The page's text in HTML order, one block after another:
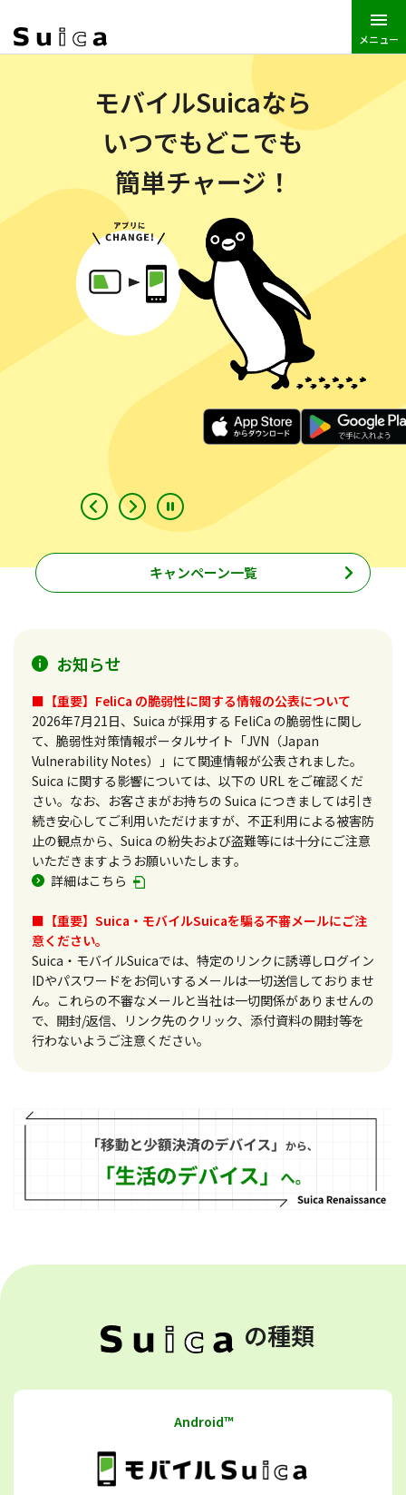
メニュー
モバイルSuicaなら
いつでもどこでも
簡単チャージ！
キャンペーン一覧
お知らせ
■【重要】FeliCa の脆弱性に関する情報の公表について
2026年7月21日、Suica が採用する FeliCa の脆弱性に関し
て、脆弱性対策情報ポータルサイト「JVN（Japan
Vulnerability Notes）」にて関連情報が公表されました。
Suica に関する影響については、以下の URL をご確認くだ
さい。なお、お客さまがお持ちの Suica につきましては引き
続き安心してご利用いただけますが、不正利用による被害防
止の観点から、Suica の紛失および盗難等には十分にご注意
いただきますようお願いいたします。
詳細はこちら
■【重要】Suica・モバイルSuicaを騙る不審メールにご注
意ください。
Suica・モバイルSuicaでは、特定のリンクに誘導しログイン
IDやパスワードをお伺いするメールは一切送信しておりませ
ん。これらの不審なメールと当社は一切関係がありませんの
で、開封/返信、リンク先のクリック、添付資料の開封等を
行わないようご注意ください。
の種類
Android™